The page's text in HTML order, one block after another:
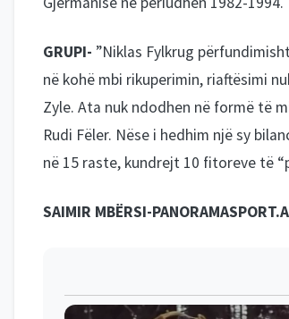
GRUPI- ”Niklas Fylkrug
në kohë mbi rikuperimin, riaftësimi
Zyle. Ata nuk ndodhen në formë të
Rudi Fëler. Nëse i hedhim një sy
në 15 raste, kundrejt 10 fitoreve të
SAIMIR MBËRSI-